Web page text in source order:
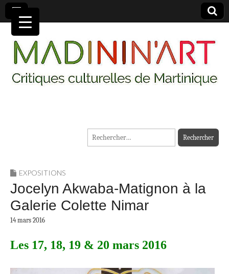
MADININ'ART
Rechercher :
EXPOSITIONS
Jocelyn Akwaba-Matignon à la
Galerie Colette Nimar
14 mars 2016
Les 17, 18, 19 & 20 mars 2016